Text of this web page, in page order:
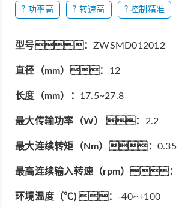
? 功率高 ? 转速高 ? 控制精准
型号：ZWSMD012012
直径（mm）： 12
长度（mm）： 17.5~27.8
最大传输功率（W） ： 2.2
最大连续转矩（Nm）： 0.35
最高连续输入转速（rpm）：
环境温度（℃) ： -40~+100